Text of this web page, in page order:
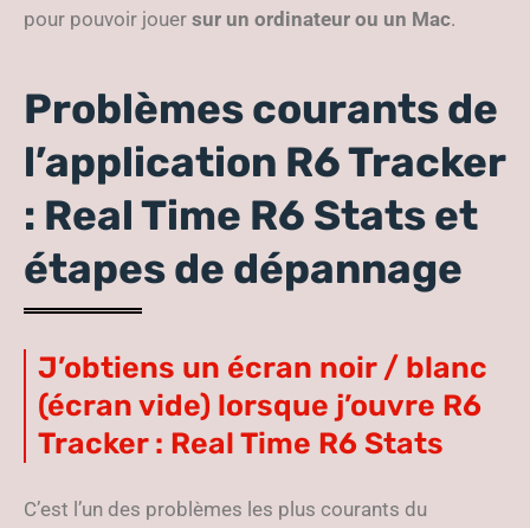
pour pouvoir jouer sur un ordinateur ou un Mac.
Problèmes courants de
l’application R6 Tracker
: Real Time R6 Stats et
étapes de dépannage
J’obtiens un écran noir / blanc
(écran vide) lorsque j’ouvre R6
Tracker : Real Time R6 Stats
C’est l’un des problèmes les plus courants du